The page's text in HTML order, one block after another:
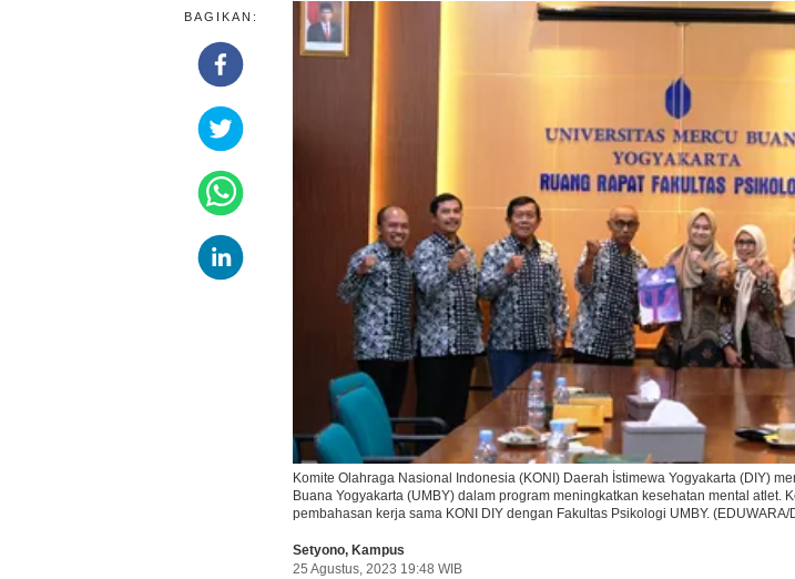
Ikuti Kami di:
BAGIKAN:
Komite Olahraga Nasional Indonesia (KONI) Daerah İstimewa Yogyakarta (DIY)
Buana Yogyakarta (UMBY) dalam program meningkatkan kesehatan mental atlet.
pembahasan kerja sama KONI DIY dengan Fakultas Psikologi UMBY. (EDUWARA/
Setyono, Kampus
25 Agustus, 2023 19:48 WIB